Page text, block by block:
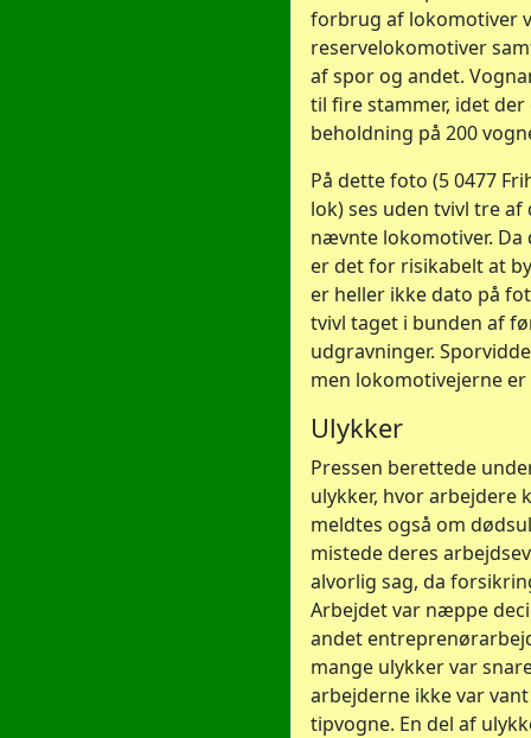
forbrug af lokomotiver
reservelokomotiver
af spor og andet.
til fire stammer, idet
beholdning på 200
På dette foto (5 0477
lok) ses uden tvivl tre
nævnte lokomotiver. Da
er det for risikabelt at
er heller ikke dato på
tvivl taget i bunden af
udgravninger.
men lokomotivejerne
Ulykker
Pressen berettede
ulykker, hvor arbejdere
meldtes også om
mistede deres
alvorlig sag, da
Arbejdet var næppe
andet
mange ulykker var
arbejderne ikke var
tipvogne. En del af